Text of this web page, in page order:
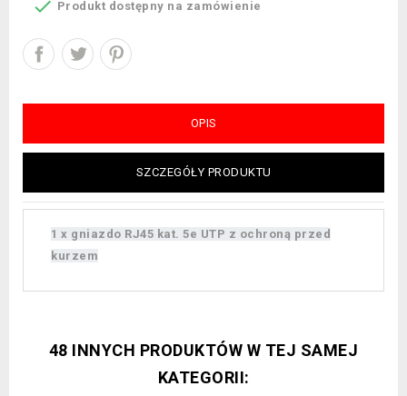
 Produkt dostępny na zamówienie
OPIS
SZCZEGÓŁY PRODUKTU
1 x gniazdo RJ45 kat. 5e UTP z ochroną przed
kurzem
48 INNYCH PRODUKTÓW W TEJ SAMEJ
KATEGORII: